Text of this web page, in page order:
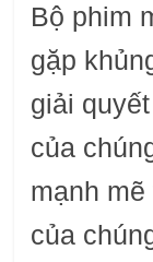
Bộ phim
gặp
giải
của
mạnh
của